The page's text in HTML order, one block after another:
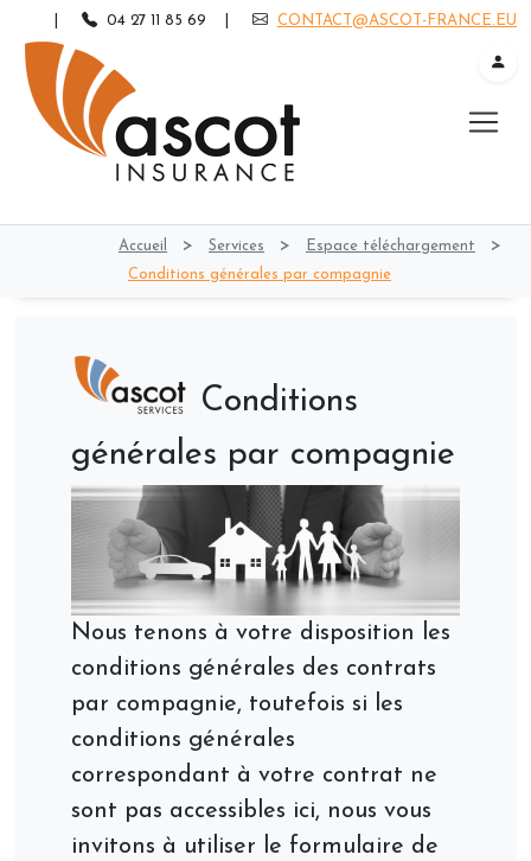
04 27 11 85 69 CONTACT@ASCOT-FRANCE.EU
Accueil > Services > Espace téléchargement >
Conditions générales par compagnie
Conditions
générales par compagnie
Nous tenons à votre disposition les
conditions générales des contrats
par compagnie, toutefois si les
conditions générales
correspondant à votre contrat ne
sont pas accessibles ici, nous vous
invitons à utiliser le formulaire de